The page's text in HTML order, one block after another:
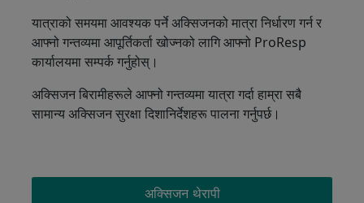
यात्राको समयमा आवश्यक पर्ने अक्सिजनको मात्रा निर्धारण गर्न र
आफ्नो गन्तव्यमा आपूर्तिकर्ता खोज्नको लागि आफ्नो ProResp
कार्यालयमा सम्पर्क गर्नुहोस्।
अक्सिजन बिरामीहरूले आफ्नो गन्तव्यमा यात्रा गर्दा हाम्रा सबै
सामान्य अक्सिजन सुरक्षा दिशानिर्देशहरू पालना गर्नुपर्छ।
OXYGEN MENUअक्सिजन थेरापी